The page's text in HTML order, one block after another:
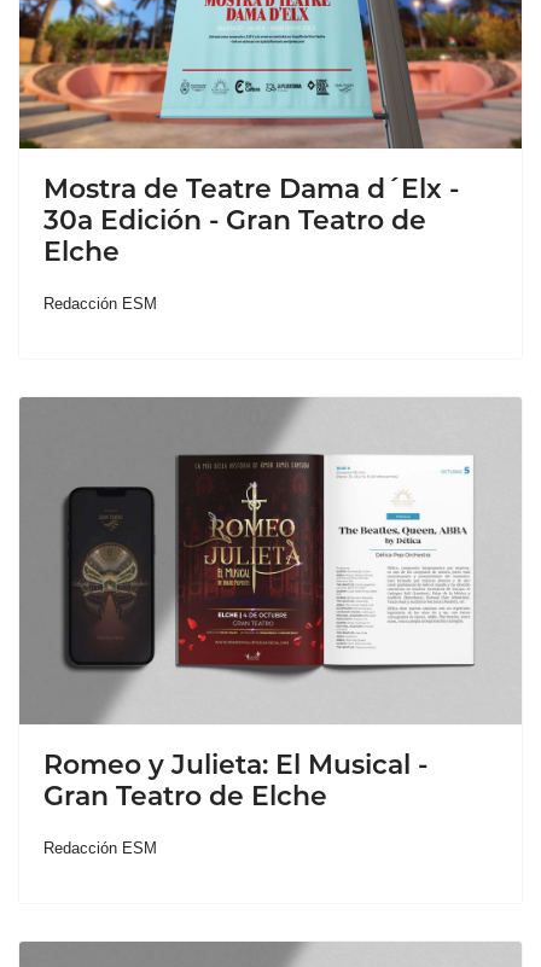
Mostra de Teatre Dama d´Elx -
30a Edición - Gran Teatro de
Elche
Redacción ESM
Romeo y Julieta: El Musical -
Gran Teatro de Elche
Redacción ESM